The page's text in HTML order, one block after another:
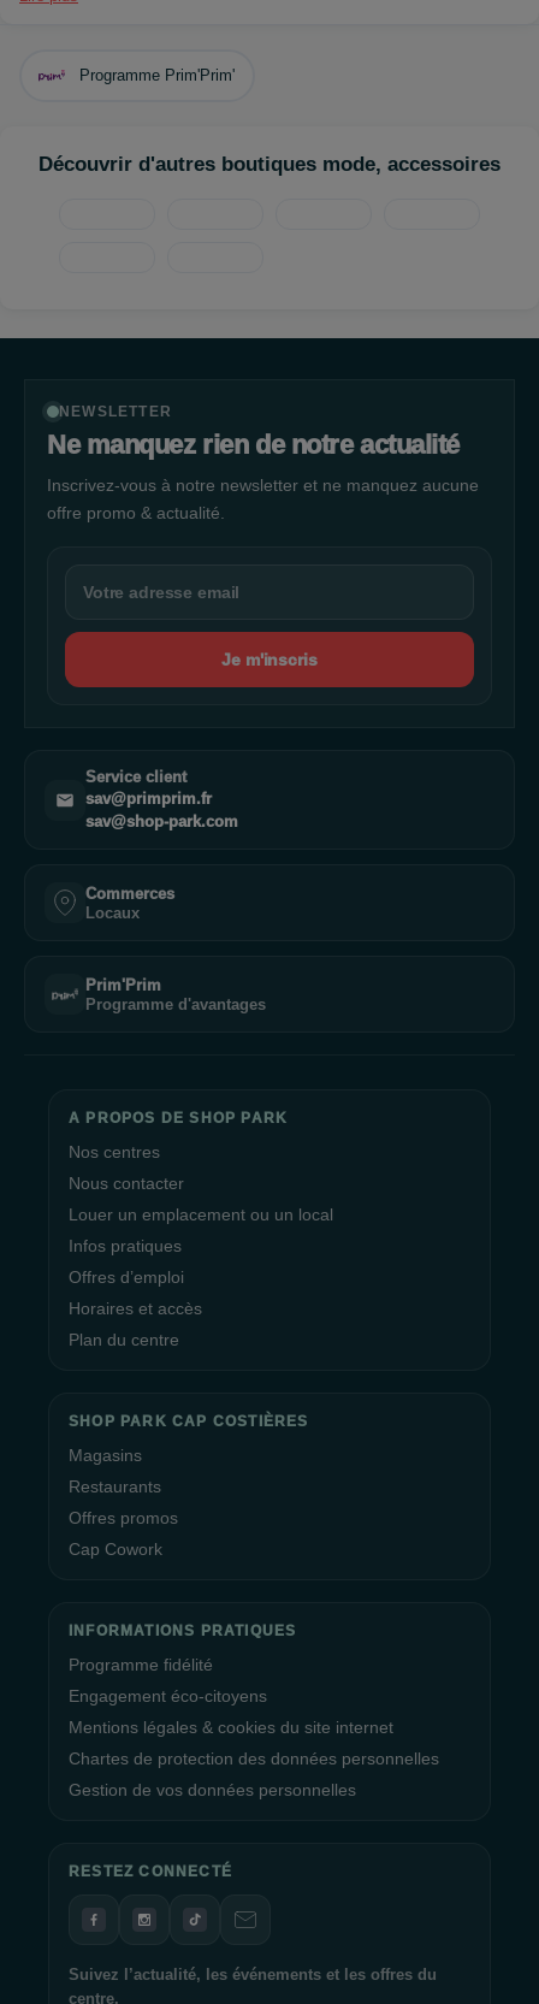
aussi par les matières utilisées : des bottes en cuir classiques,
avez envie d’autres pièces tels que des chaussures basses ou
Programme Prim'Prim'
Découvrir d'autres boutiques mode, accessoires
NEWSLETTER
Ne manquez rien de notre actualité
Inscrivez-vous à notre newsletter et ne manquez aucune
offre promo & actualité.
Je m'inscris
Service client
sav@primprim.fr
sav@shop-park.com
Commerces
Locaux
Prim'Prim
Programme d'avantages
A PROPOS DE SHOP PARK
Nos centres
Nous contacter
Louer un emplacement ou un local
Infos pratiques
Offres d’emploi
Horaires et accès
Plan du centre
SHOP PARK CAP COSTIÈRES
Magasins
Restaurants
Offres promos
Cap Cowork
INFORMATIONS PRATIQUES
Programme fidélité
Engagement éco-citoyens
Mentions légales & cookies du site internet
Chartes de protection des données personnelles
Gestion de vos données personnelles
RESTEZ CONNECTÉ
Suivez l’actualité, les événements et les offres du
centre.